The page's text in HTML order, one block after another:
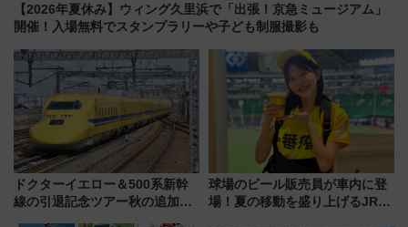
【2026年夏休み】ウィング久里浜で「出張！京急ミュージアム」
開催！入場無料でスタンプラリーや子ども制服撮影も
ドクターイエロー＆500系新幹
線の引退記念ツアー秋の追加企
球場のビール販売員が車内に登
場！夏の移動を盛り上げるJR九